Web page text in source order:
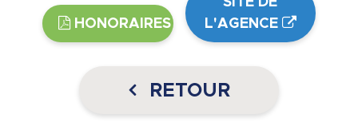
HONORAIRES
L'AGENCE
RETOUR